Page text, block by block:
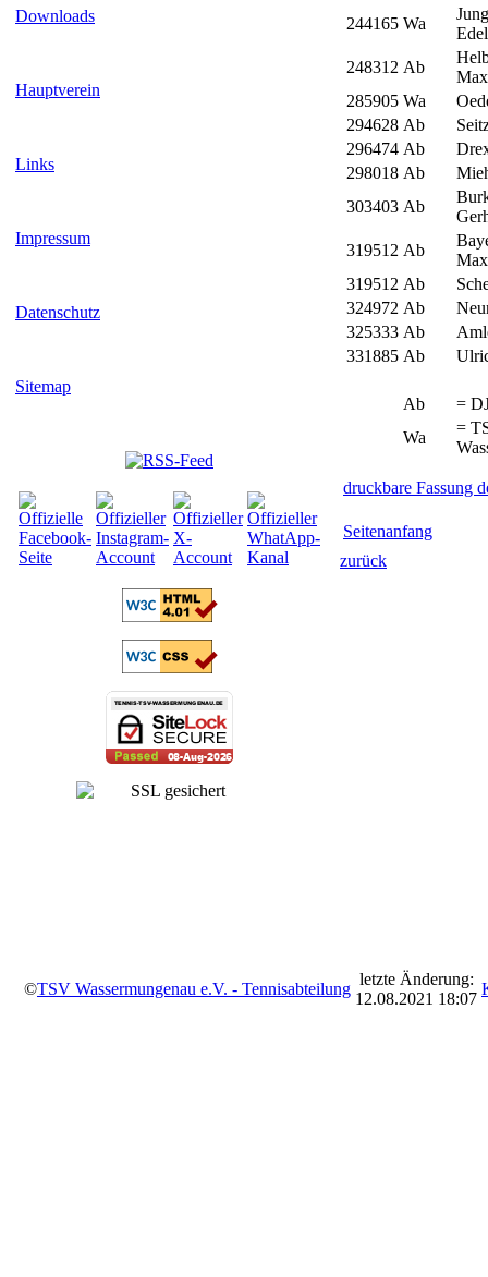
Downloads
Hauptverein
Links
Impressum
Datenschutz
Sitemap
244165 Wa
248312 Ab
285905 Wa
294628 Ab
296474 Ab
298018 Ab
303403 Ab
319512 Ab
319512 Ab
324972 Ab
325333 Ab
331885 Ab
Ab
=
Wa
=
druckbare Fassung
Seitenanfang
zurück
©TSV Wassermungenau e.V. - Tennisabteilung
letzte Änderung:
12.08.2021 18:07